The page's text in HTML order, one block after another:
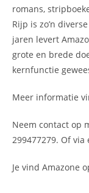
romans,
Rijp is zo’n
jaren levert
grote en brede
kernfunctie
Meer informatie
Neem contact op
299477279. Of via
Je vind Amazone